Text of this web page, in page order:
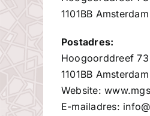
1101BB Amsterdam
Postadres:
Hoogoorddreef
1101BB Amsterdam
Website:
E-mailadres: